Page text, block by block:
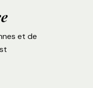
et de